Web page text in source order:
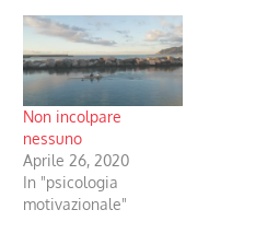
Non incolpare
nessuno
Aprile 26, 2020
In "psicologia
motivazionale"